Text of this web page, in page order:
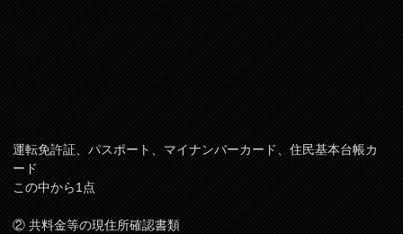
運転免許証、パスポート、マイナンバーカード、住民基本台帳カ
ード
この中から1点
② 共料金等の現住所確認書類